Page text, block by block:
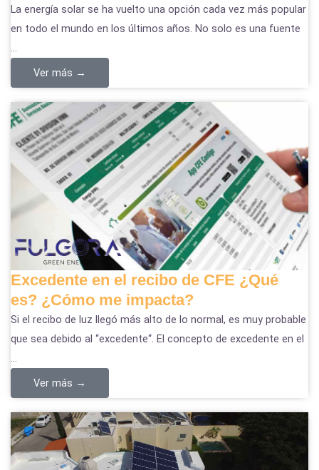
La energía solar se ha vuelto una opción cada vez más popular
en todo el mundo en los últimos años. No solo es una fuente
...
Ver más →
Excedente en el recibo de CFE ¿Qué
es? ¿Cómo me impacta?
Si el recibo de luz llegó más alto de lo normal, es muy probable
que sea debido al “excedente“. El concepto de excedente en el
Ver más →